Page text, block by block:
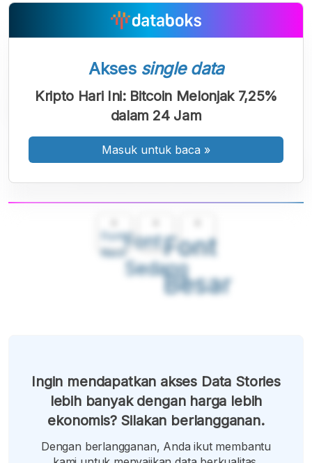
Font
Kecil
Font
Sedang
Font
Besar
Akses single data
Kripto Hari Ini: Bitcoin Melonjak 7,25%
dalam 24 Jam
Masuk untuk baca »
Ingin mendapatkan akses Data Stories
lebih banyak dengan harga lebih
ekonomis? Silakan berlangganan.
Dengan berlangganan, Anda ikut membantu